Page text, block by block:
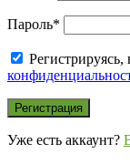
Пароль*
Регистрируясь,
Уже есть аккаунт?